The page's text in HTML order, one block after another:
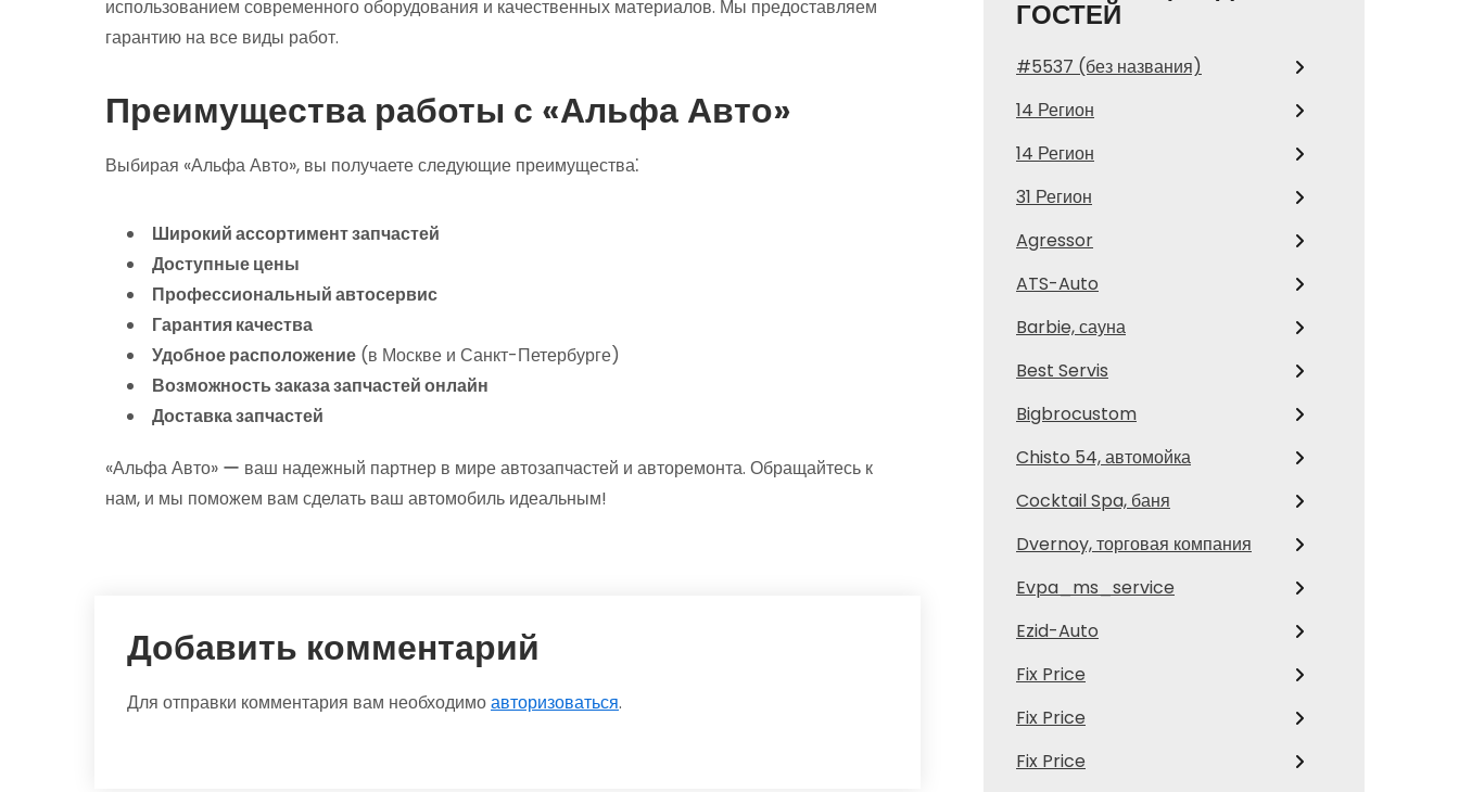
использованием современного оборудования и качественных материалов. Мы предоставляем
гарантию на все виды работ.
Преимущества работы с «Альфа Авто»
Выбирая «Альфа Авто», вы получаете следующие преимущества⁚
Широкий ассортимент запчастей
Доступные цены
Профессиональный автосервис
Гарантия качества
Удобное расположение (в Москве и Санкт-Петербурге)
Возможность заказа запчастей онлайн
Доставка запчастей
«Альфа Авто» ー ваш надежный партнер в мире автозапчастей и авторемонта. Обращайтесь к
нам, и мы поможем вам сделать ваш автомобиль идеальным!
Добавить комментарий
Для отправки комментария вам необходимоавторизоваться.
ГОСТЕЙ
#5537 (без названия)
14 Регион
14 Регион
31 Регион
Agressor
ATS-Auto
Barbie, сауна
Best Servis
Bigbrocustom
Chisto 54, автомойка
Cocktail Spa, баня
Dvernoy, торговая компания
Evpa_ms_service
Ezid-Auto
Fix Price
Fix Price
Fix Price